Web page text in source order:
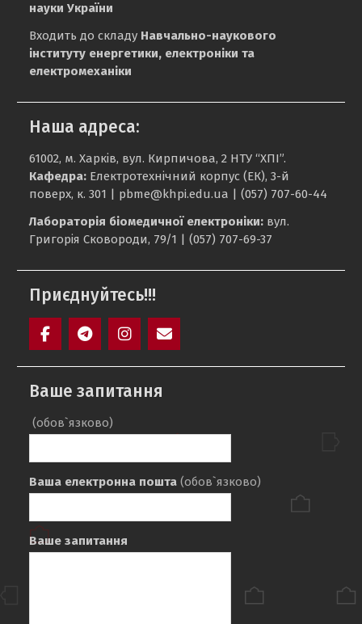
науки України
Входить до складу Навчально-наукового
інституту енергетики, електроніки та
електромеханіки
Наша адреса:
61002, м. Харків, вул. Кирпичова, 2 НТУ “ХПІ”.
Кафедра: Електротехнічний корпус (ЕК), 3-й
поверх, к. 301 | pbme@khpi.edu.ua | (057) 707-60-44
Лабораторія біомедичної електроніки: вул.
Григорія Сковороди, 79/1 | (057) 707-69-37
Приєднуйтесь!!!
Ваше запитання
(обов`язково)
Ваша електронна пошта (обов`язково)
Ваше запитання